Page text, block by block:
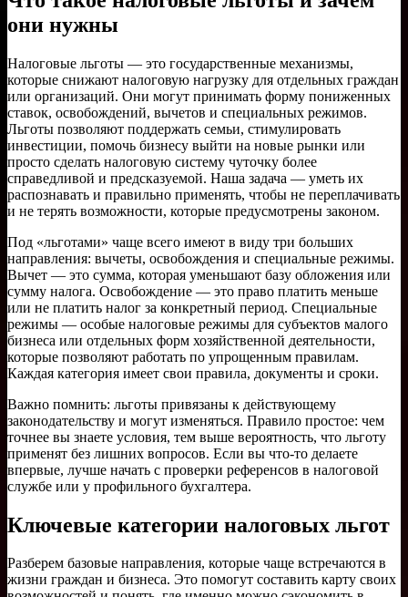
они нужны
Налоговые льготы — это государственные механизмы,
которые снижают налоговую нагрузку для отдельных граждан
или организаций. Они могут принимать форму пониженных
ставок, освобождений, вычетов и специальных режимов.
Льготы позволяют поддержать семьи, стимулировать
инвестиции, помочь бизнесу выйти на новые рынки или
просто сделать налоговую систему чуточку более
справедливой и предсказуемой. Наша задача — уметь их
распознавать и правильно применять, чтобы не переплачивать
и не терять возможности, которые предусмотрены законом.
Под «льготами» чаще всего имеют в виду три больших
направления: вычеты, освобождения и специальные режимы.
Вычет — это сумма, которая уменьшают базу обложения или
сумму налога. Освобождение — это право платить меньше
или не платить налог за конкретный период. Специальные
режимы — особые налоговые режимы для субъектов малого
бизнеса или отдельных форм хозяйственной деятельности,
которые позволяют работать по упрощенным правилам.
Каждая категория имеет свои правила, документы и сроки.
Важно помнить: льготы привязаны к действующему
законодательству и могут изменяться. Правило простое: чем
точнее вы знаете условия, тем выше вероятность, что льготу
применят без лишних вопросов. Если вы что-то делаете
впервые, лучше начать с проверки референсов в налоговой
службе или у профильного бухгалтера.
Ключевые категории налоговых льгот
Разберем базовые направления, которые чаще встречаются в
жизни граждан и бизнеса. Это помогут составить карту своих